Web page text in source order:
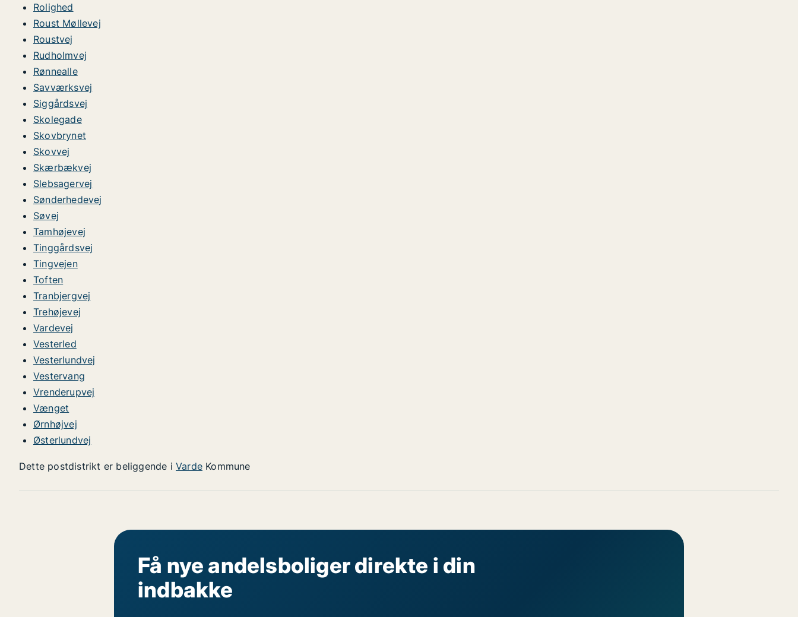
Rolighed
Roust Møllevej
Roustvej
Rudholmvej
Rønnealle
Savværksvej
Siggårdsvej
Skolegade
Skovbrynet
Skovvej
Skærbækvej
Slebsagervej
Sønderhedevej
Søvej
Tamhøjevej
Tinggårdsvej
Tingvejen
Toften
Tranbjergvej
Trehøjevej
Vardevej
Vesterled
Vesterlundvej
Vestervang
Vrenderupvej
Vænget
Ørnhøjvej
Østerlundvej
Dette postdistrikt er beliggende i Varde Kommune
Få nye andelsboliger direkte i din
indbakke